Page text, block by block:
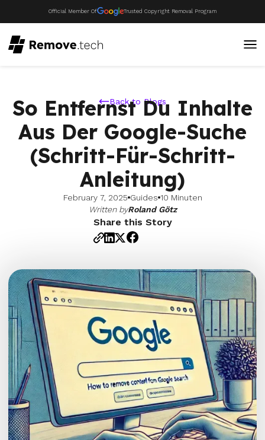
Official Member Of Trusted Copyright Removal Program
Back to Blogs
So Entfernst Du Inhalte
Aus Der Google-Suche
(Schritt-Für-Schritt-
Anleitung)
February 7, 2025 Guides 10 Minuten
Written byRoland Götz
Share this Story